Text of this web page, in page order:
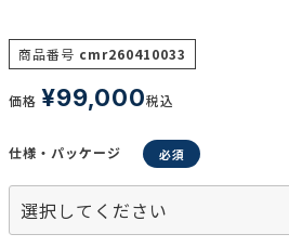
リセット
商品番号 cmr260410033
価格 ¥99,000税込
仕様・パッケージ